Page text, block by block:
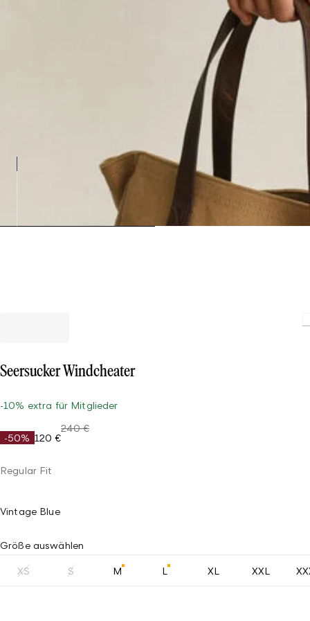
Seersucker Windcheater
-10% extra für Mitglieder
-50% 120 €
240 €
Regular Fit
Vintage Blue
Größe auswählen
XS S M L XL XXL